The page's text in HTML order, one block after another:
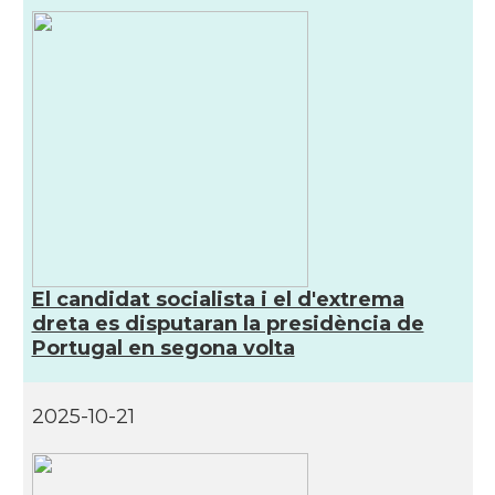
El candidat socialista i el d'extrema
dreta es disputaran la presidència de
Portugal en segona volta
2025-10-21